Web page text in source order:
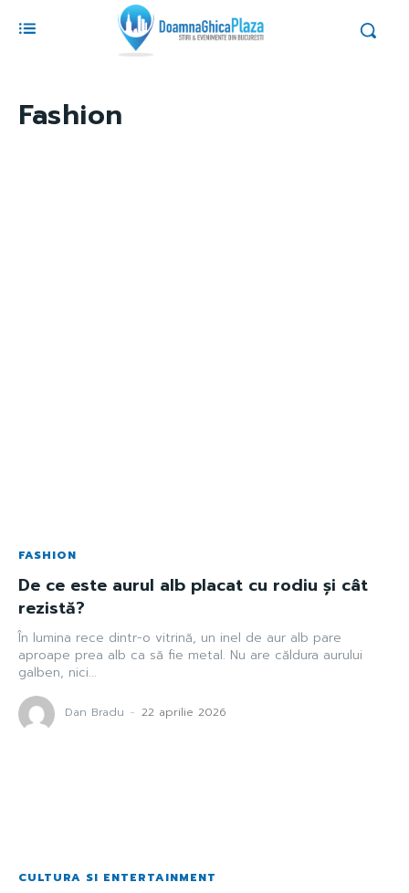
Fashion
FASHION
De ce este aurul alb placat cu rodiu și cât
rezistă?
În lumina rece dintr-o vitrină, un inel de aur alb pare
aproape prea alb ca să fie metal. Nu are căldura aurului
galben, nici...
Dan Bradu - 22 aprilie 2026
CULTURA SI ENTERTAINMENT